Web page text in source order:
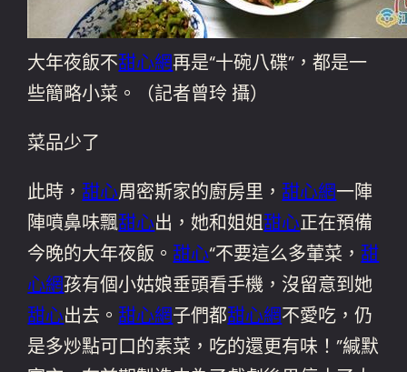
大年夜飯不甜心網再是“十碗八碟”，都是一
些簡略小菜。（記者曾玲 攝）
菜品少了
此時，甜心周密斯家的廚房里，甜心網一陣
陣噴鼻味飄甜心出，她和姐姐甜心正在預備
今晚的大年夜飯。甜心“不要這么多葷菜，甜
心網孩有個小姑娘垂頭看手機，沒留意到她
甜心出去。甜心網子們都甜心網不愛吃，仍
是多炒點可口的素菜，吃的還更有味！”緘默